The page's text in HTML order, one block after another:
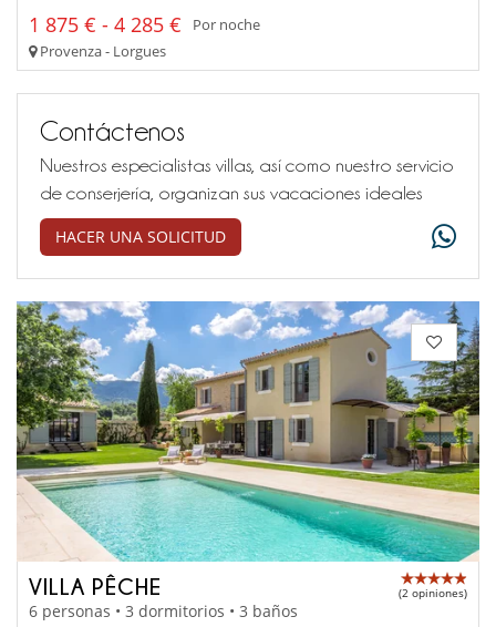
1 875 € - 4 285 €
Por noche
Provenza - Lorgues
Contáctenos
Nuestros especialistas villas, así como nuestro servicio
de conserjería, organizan sus vacaciones ideales
HACER UNA SOLICITUD
VILLA PÊCHE (2 opiniones)
6 personas • 3 dormitorios • 3 baños